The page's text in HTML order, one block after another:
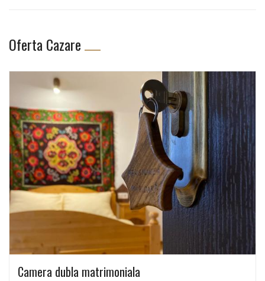
Oferta Cazare
Camera dubla matrimoniala